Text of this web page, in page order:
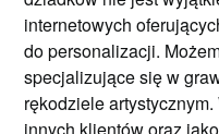
internetowych
do personalizacji.
specjalizujące się w
rękodziele
innych klientów oraz